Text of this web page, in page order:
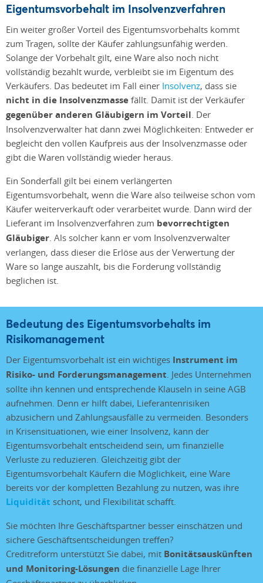
Eigentumsvorbehalt im Insolvenzverfahren
Ein weiter großer Vorteil des Eigentumsvorbehalts kommt
zum Tragen, sollte der Käufer zahlungsunfähig werden.
Solange der Vorbehalt gilt, eine Ware also noch nicht
vollständig bezahlt wurde, verbleibt sie im Eigentum des
Verkäufers. Das bedeutet im Fall einer Insolvenz, dass sie
nicht in die Insolvenzmasse fällt. Damit ist der Verkäufer
gegenüber anderen Gläubigern im Vorteil . Der
Insolvenzverwalter hat dann zwei Möglichkeiten: Entweder er
begleicht den vollen Kaufpreis aus der Insolvenzmasse oder
gibt die Waren vollständig wieder heraus.
Ein Sonderfall gilt bei einem verlängerten
Eigentumsvorbehalt, wenn die Ware also teilweise schon vom
Käufer weiterverkauft oder verarbeitet wurde. Dann wird der
Lieferant im Insolvenzverfahren zum bevorrechtigten
Gläubiger . Als solcher kann er vom Insolvenzverwalter
verlangen, dass dieser die Erlöse aus der Verwertung der
Ware so lange auszahlt, bis die Forderung vollständig
beglichen ist.
Bedeutung des Eigentumsvorbehalts im
Risikomanagement
Der Eigentumsvorbehalt ist ein wichtiges Instrument im
Risiko- und Forderungsmanagement. Jedes Unternehmen
sollte ihn kennen und entsprechende Klauseln in seine AGB
aufnehmen. Denn er hilft dabei, Lieferantenrisiken
abzusichern und Zahlungsausfälle zu vermeiden. Besonders
in Krisensituationen, wie einer Insolvenz, kann der
Eigentumsvorbehalt entscheidend sein, um finanzielle
Verluste zu reduzieren. Gleichzeitig gibt der
Eigentumsvorbehalt Käufern die Möglichkeit, eine Ware
bereits vor der kompletten Bezahlung zu nutzen, was ihre
Liquidität schont, und Flexibilität schafft.
Sie möchten Ihre Geschäftspartner besser einschätzen und
sichere Geschäftsentscheidungen treffen?
Creditreform unterstützt Sie dabei, mit Bonitätsauskünften
und Monitoring-Lösungen die finanzielle Lage Ihrer